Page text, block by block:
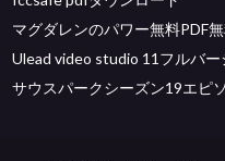
マグダレンのパワー無料PDF
Ulead video studio 11フルバ
サウスパークシーズン19エピ